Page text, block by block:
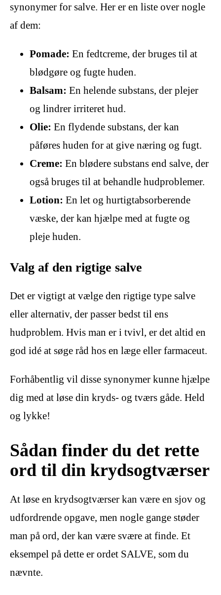
synonymer for salve. Her er en liste over nogle
af dem:
Pomade: En fedtcreme, der bruges til at
blødgøre og fugte huden.
Balsam: En helende substans, der plejer
og lindrer irriteret hud.
Olie: En flydende substans, der kan
påføres huden for at give næring og fugt.
Creme: En blødere substans end salve, der
også bruges til at behandle hudproblemer.
Lotion: En let og hurtigtabsorberende
væske, der kan hjælpe med at fugte og
pleje huden.
Valg af den rigtige salve
Det er vigtigt at vælge den rigtige type salve
eller alternativ, der passer bedst til ens
hudproblem. Hvis man er i tvivl, er det altid en
god idé at søge råd hos en læge eller farmaceut.
Forhåbentlig vil disse synonymer kunne hjælpe
dig med at løse din kryds- og tværs gåde. Held
og lykke!
Sådan finder du det rette
ord til din krydsogtværser
At løse en krydsogtværser kan være en sjov og
udfordrende opgave, men nogle gange støder
man på ord, der kan være svære at finde. Et
eksempel på dette er ordet SALVE, som du
nævnte.